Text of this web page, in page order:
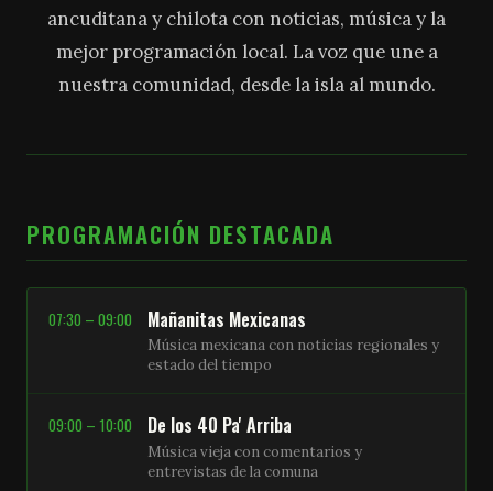
ancuditana y chilota con noticias, música y la
mejor programación local. La voz que une a
nuestra comunidad, desde la isla al mundo.
PROGRAMACIÓN DESTACADA
07:30 – 09:00 Mañanitas Mexicanas
Música mexicana con noticias regionales y
estado del tiempo
09:00 – 10:00 De los 40 Pa' Arriba
Música vieja con comentarios y
entrevistas de la comuna